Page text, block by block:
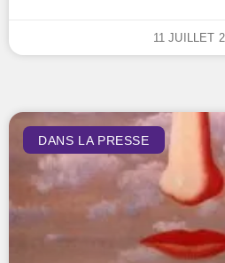
11 JUILLET
DANS LA PRESSE